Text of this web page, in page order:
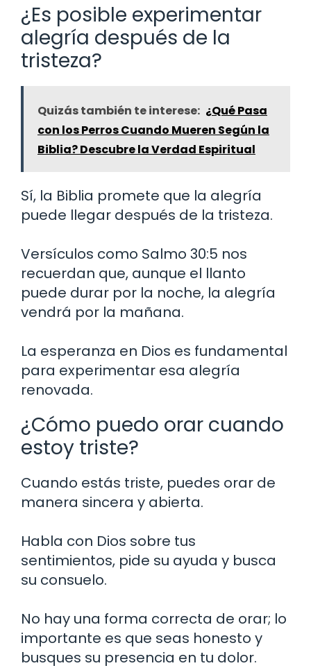
¿Es posible experimentar
alegría después de la
tristeza?
Quizás también te interese: ¿Qué Pasa
con los Perros Cuando Mueren Según la
Biblia? Descubre la Verdad Espiritual
Sí, la Biblia promete que la alegría
puede llegar después de la tristeza.
Versículos como Salmo 30:5 nos
recuerdan que, aunque el llanto
puede durar por la noche, la alegría
vendrá por la mañana.
La esperanza en Dios es fundamental
para experimentar esa alegría
renovada.
¿Cómo puedo orar cuando
estoy triste?
Cuando estás triste, puedes orar de
manera sincera y abierta.
Habla con Dios sobre tus
sentimientos, pide su ayuda y busca
su consuelo.
No hay una forma correcta de orar; lo
importante es que seas honesto y
busques su presencia en tu dolor.